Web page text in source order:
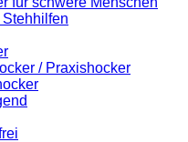
/ Praxishocker